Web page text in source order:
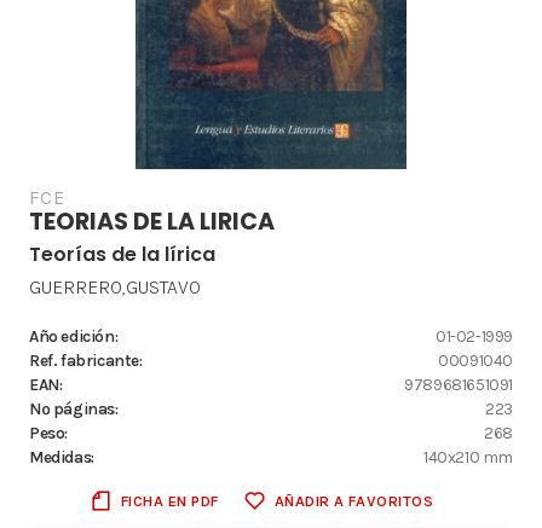
FCE
TEORIAS DE LA LIRICA
Teorías de la lírica
GUERRERO,GUSTAVO
Año edición:
01-02-1999
Ref. fabricante:
00091040
EAN:
9789681651091
Nº páginas:
223
Peso:
268
Medidas:
140x210 mm
FICHA EN PDF AÑADIR A FAVORITOS